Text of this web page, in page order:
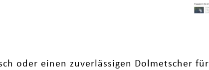
oder einen zuverlässigen Dolmetscher